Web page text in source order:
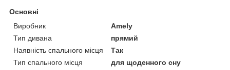
Основні
Виробник
Amely
Тип дивана
прямий
Наявність спального місця
Так
Тип спального місця
для щоденного сну